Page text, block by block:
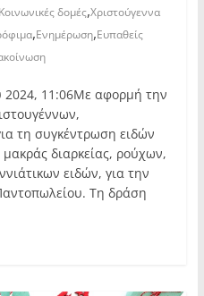
Κοινωνικές δομές,Χριστούγεννα
,Ενημέρωση,Ευπαθείς
2024, 11:06Με αφορμή την
τη συγκέντρωση ειδών
διαρκείας, ρούχων,
ειδών, για την
Τη δράση